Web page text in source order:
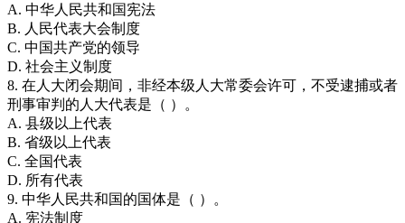
A. 中华人民共和国宪法
B. 人民代表大会制度
C. 中国共产党的领导
D. 社会主义制度
8. 在人大闭会期间，非经本级人大常委会许可，不受逮捕或者
刑事审判的人大代表是（ ）。
A. 县级以上代表
B. 省级以上代表
C. 全国代表
D. 所有代表
9. 中华人民共和国的国体是（ ）。
A. 宪法制度